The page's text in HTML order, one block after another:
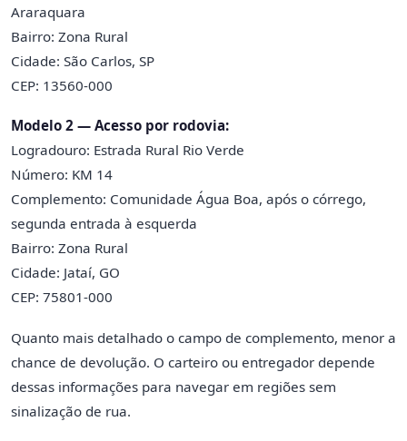
Araraquara
Bairro: Zona Rural
Cidade: São Carlos, SP
CEP: 13560-000
Modelo 2 — Acesso por rodovia:
Logradouro: Estrada Rural Rio Verde
Número: KM 14
Complemento: Comunidade Água Boa, após o córrego,
segunda entrada à esquerda
Bairro: Zona Rural
Cidade: Jataí, GO
CEP: 75801-000
Quanto mais detalhado o campo de complemento, menor a
chance de devolução. O carteiro ou entregador depende
dessas informações para navegar em regiões sem
sinalização de rua.